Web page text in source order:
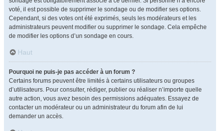
voté, il est possible de supprimer le sondage ou de modifier ses options.
Cependant, si des votes ont été exprimés, seuls les modérateurs et les
administrateurs peuvent modifier ou supprimer le sondage. Cela empêche
de modifier les options d’un sondage en cours.
Haut
Pourquoi ne puis-je pas accéder à un forum ?
Certains forums peuvent être limités à certains utilisateurs ou groupes
d’utilisateurs. Pour consulter, rédiger, publier ou réaliser n’importe quelle
autre action, vous avez besoin des permissions adéquates. Essayez de
contacter un modérateur ou un administrateur du forum afin de lui
demander un accès.